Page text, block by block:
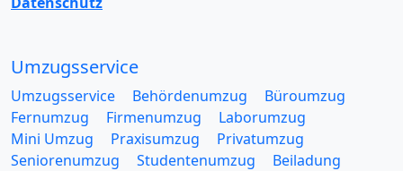
Umzugsservice
Umzugsservice Behördenumzug
Büroumzug
Fernumzug
Firmenumzug
Laborumzug
Mini Umzug
Praxisumzug
Privatumzug
Seniorenumzug
Studentenumzug
Beiladung